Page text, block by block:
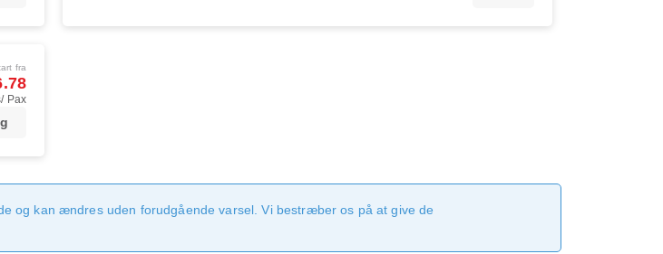
fra
Pax
og kan ændres uden forudgående varsel. Vi bestræber os på at give de